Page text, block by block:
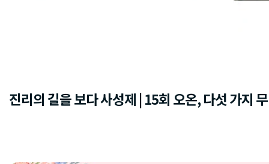
진리의 길을 보다 사성제 | 15회 오온, 다섯 가지